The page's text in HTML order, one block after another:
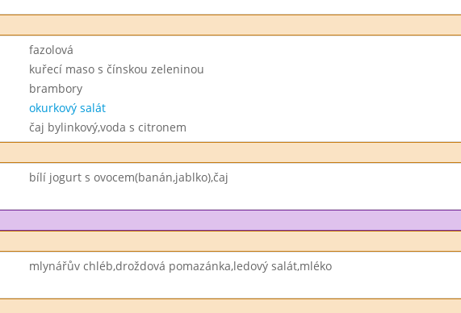
fazolová
kuřecí maso s čínskou zeleninou
brambory
okurkový salát
čaj bylinkový,voda s citronem
bílí jogurt s ovocem(banán,jablko),čaj
mlynářův chléb,droždová pomazánka,ledový salát,mléko